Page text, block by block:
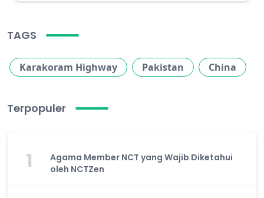
TAGS
Karakoram Highway Pakistan China
Terpopuler
1
Agama Member NCT yang Wajib Diketahui
oleh NCTZen